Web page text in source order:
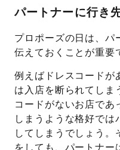
パートナーに行き
プロポーズの日は、パ
伝えておくことが重要
例えばドレスコードが
は入店を断られてしま
コードがないお店であ
しまうような格好では
してしまうでしょう。
をしても、パートナー